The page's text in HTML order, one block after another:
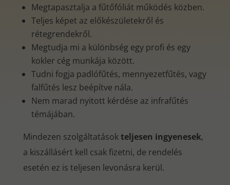
Megtapasztalja a fűtőfóliát működés közben.
Teljes képet az előkészületekről és
rétegrendekről.
Megtudja mi a különbség egy profi és egy
kokler cég munkája között.
Tudni fogja padlófűtés, mennyezetfűtés, vagy
falfűtés lesz beépítve nála.
Nem marad nyitott kérdése az infrafűtés
témájában.
Mindezen szolgáltatásokteljesen ingyenesek,
a kiszállásért kell csak fizetni, de rendelés
esetén ez is teljesen levonásra kerül.